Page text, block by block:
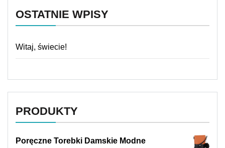
OSTATNIE WPISY
Witaj, świecie!
PRODUKTY
Poręczne Torebki Damskie Modne